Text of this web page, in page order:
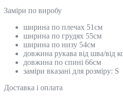
Замiри по виробу
ширина по плечах 51см
ширина по грудях 55см
ширина по низу 54см
довжина рукава від шва/від
довжина по спині 66см
заміри вказані для розміру: S
Доставка і оплата